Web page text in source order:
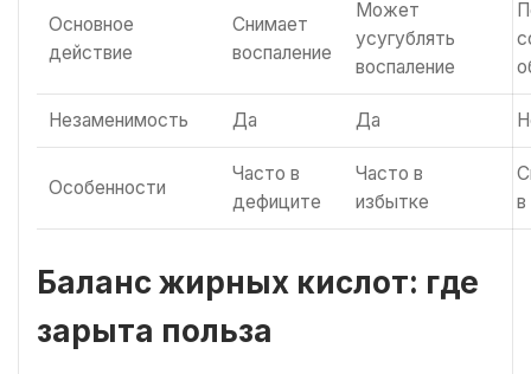
Основное
действие
Снимает
воспаление
Может
усугублять
воспаление
Незаменимость Да Да
Особенности
Часто в
дефиците
Часто в
избытке
в
Баланс жирных кислот: где
зарыта польза